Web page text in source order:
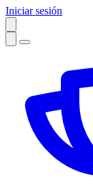
Iniciar sesión